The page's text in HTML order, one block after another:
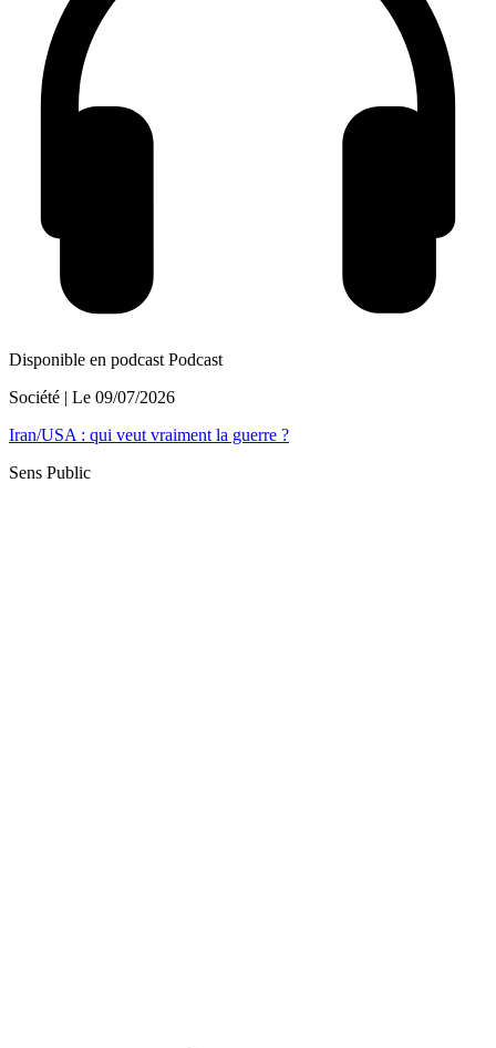
Disponible en podcast Podcast
Société | Le 09/07/2026
Iran/USA : qui veut vraiment la guerre ?
Sens Public